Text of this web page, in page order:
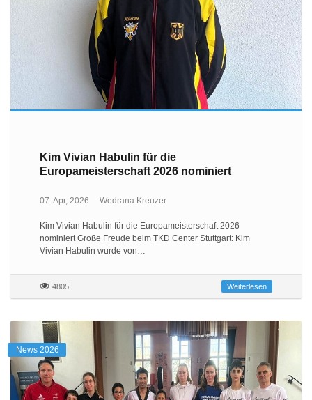
Kim Vivian Habulin für die
Europameisterschaft 2026 nominiert
07. Apr, 2026 Wedrana Kreuzer
Kim Vivian Habulin für die Europameisterschaft 2026
nominiert Große Freude beim TKD Center Stuttgart: Kim
Vivian Habulin wurde von…
4805 Weiterlesen
News 2026